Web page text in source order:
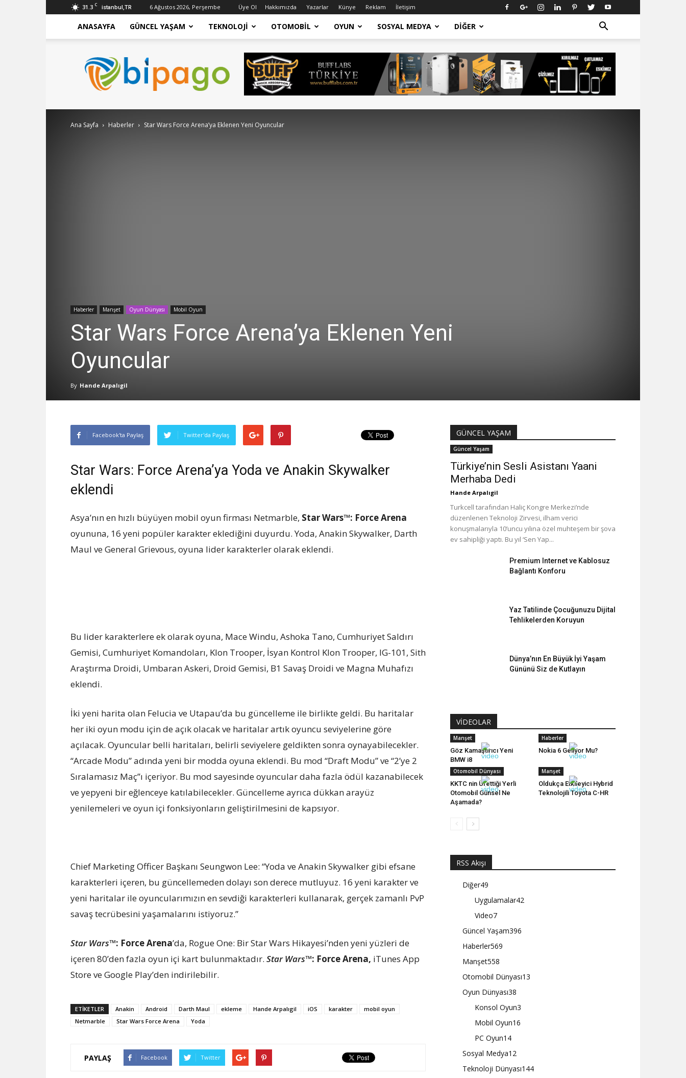
31.3 C istanbul,TR 6 Ağustos 2026, Perşembe Üye Ol Hakkımızda Yazarlar Künye Reklam İletişim
ANASAYFA GÜNCEL YAŞAM TEKNOLOJI OTOMOBIL OYUN SOSYAL MEDYA DIĞER
bipago
Ana Sayfa Haberler Star Wars Force Arena’ya Eklenen Yeni Oyuncular
Haberler Manşet Oyun Dünyası Mobil Oyun
Star Wars Force Arena’ya Eklenen Yeni
Oyuncular
By Hande Arpalıgil
Facebook'ta Paylaş Twitter'da Paylaş
Star Wars: Force Arena’ya Yoda ve Anakin Skywalker
eklendi
Asya’nın en hızlı büyüyen mobil oyun firması Netmarble, Star Wars™: Force Arena
oyununa, 16 yeni popüler karakter eklediğini duyurdu. Yoda, Anakin Skywalker, Darth
Maul ve General Grievous, oyuna lider karakterler olarak eklendi.
Bu lider karakterlere ek olarak oyuna, Mace Windu, Ashoka Tano, Cumhuriyet Saldırı
Gemisi, Cumhuriyet Komandoları, Klon Trooper, İsyan Kontrol Klon Trooper, IG-101, Sith
Araştırma Droidi, Umbaran Askeri, Droid Gemisi, B1 Savaş Droidi ve Magna Muhafızı
eklendi.
İki yeni harita olan Felucia ve Utapau’da bu güncelleme ile birlikte geldi. Bu haritalar
her iki oyun modu için de açık olacak ve haritalar artık oyuncu seviyelerine göre
açılacak. Oyuncular belli haritaları, belirli seviyelere geldikten sonra oynayabilecekler.
“Arcade Modu” adında yeni bir modda oyuna eklendi. Bu mod “Draft Modu” ve “2’ye 2
Sıralamasız Maç”ı içeriyor. Bu mod sayesinde oyuncular daha fazla ödül kazanabilecek
ve yepyeni bir eğlenceye katılabilecekler. Güncelleme ayrıca dükkan arayüz
yenilemeleri ve oyun içi fonksiyonların geliştirilmesini de kapsıyor.
Chief Marketing Officer Başkanı Seungwon Lee: “Yoda ve Anakin Skywalker gibi efsane
karakterleri içeren, bu güncellemeden dolayı son derece mutluyuz. 16 yeni karakter ve
yeni haritalar ile oyuncularımızın en sevdiği karakterleri kullanarak, gerçek zamanlı PvP
savaş tecrübesini yaşamalarını istiyoruz.”
Star Wars™: Force Arena’da, Rogue One: Bir Star Wars Hikayesi’nden yeni yüzleri de
içeren 80’den fazla oyun içi kart bulunmaktadır. Star Wars™: Force Arena, iTunes App
Store ve Google Play’den indirilebilir.
ETİKETLER Anakin Android Darth Maul ekleme Hande Arpalıgil iOS karakter
mobil oyun
Netmarble
Star Wars Force Arena Yoda
PAYLAŞ Facebook Twitter
GÜNCEL YAŞAM
Güncel Yaşam
Türkiye’nin Sesli Asistanı Yaani
Merhaba Dedi
Hande Arpalıgil
Turkcell tarafından Haliç Kongre Merkezi’nde
düzenlenen Teknoloji Zirvesi, ilham verici
konuşmalarıyla 10’uncu yılına özel muhteşem bir şova
ev sahipliği yaptı. Bu yıl ‘Sen Yap...
Premium Internet ve Kablosuz
Bağlantı Konforu
Yaz Tatilinde Çocuğunuzu Dijital
Tehlikelerden Koruyun
Dünya’nın En Büyük İyi Yaşam
Gününü Siz de Kutlayın
VİDEOLAR
Manşet
Göz Kamaştırıcı Yeni
BMW i8
Haberler
Nokia 6 Geliyor Mu?
Otomobil Dünyası
KKTC nin Ürettiği Yerli
Otomobil Günsel Ne
Aşamada?
Manşet
Oldukça Etkileyici Hybrid
Teknolojili Toyota C-HR
RSS Akışı
Diğer49
Uygulamalar42
Video7
Güncel Yaşam396
Haberler569
Manşet558
Otomobil Dünyası13
Oyun Dünyası38
Konsol Oyun3
Mobil Oyun16
PC Oyun14
Sosyal Medya12
Teknoloji Dünyası144